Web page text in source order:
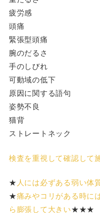
疲労感
頭痛
緊張型頭痛
腕のだるさ
手のしびれ
可動域の低下
原因に関する語句
姿勢不良
猫背
ストレートネック
検査を重視して確認して
★人には必ずある弱い体
★痛みやコリがある時に
ら膨張して大きい★★★